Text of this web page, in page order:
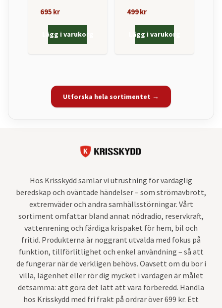
695 kr
Lägg i varukorg
499 kr
Lägg i varukorg
Utforska hela sortimentet →
Hos Krisskydd samlar vi utrustning för vardaglig
beredskap och oväntade händelser – som strömavbrott,
extremväder och andra samhällsstörningar. Vårt
sortiment omfattar bland annat nödradio, reservkraft,
vattenrening och färdiga krispaket för hem, bil och
fritid. Produkterna är noggrant utvalda med fokus på
funktion, tillförlitlighet och enkel användning – så att
de fungerar när de verkligen behövs. Oavsett om du bor i
villa, lägenhet eller rör dig mycket i vardagen är målet
detsamma: att göra det lätt att vara förberedd. Handla
hos Krisskydd med fri frakt på ordrar över 699 kr. Ett